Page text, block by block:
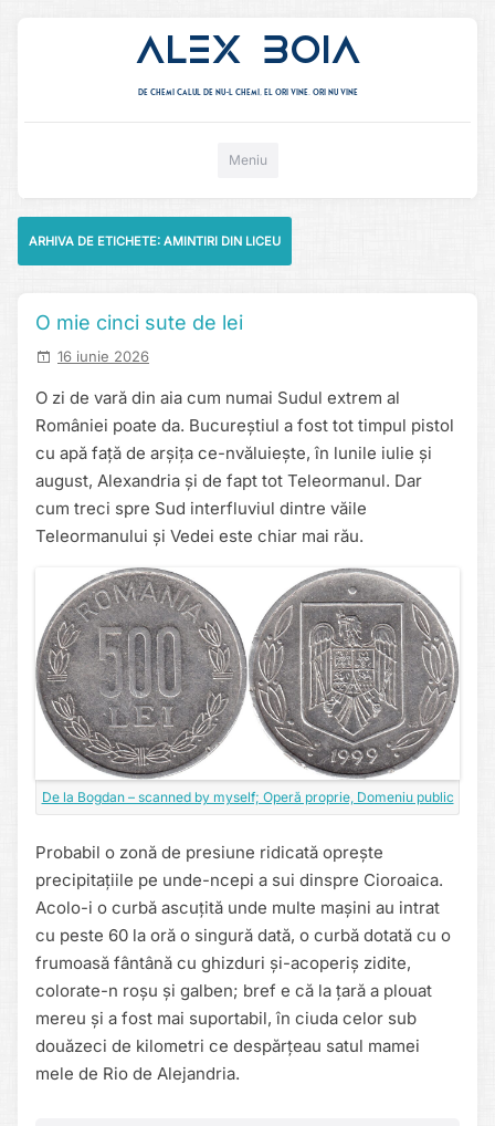
Alex Boia
De chemi calul de nu-l chemi, el ori vine. ori nu vine
Meniu
ARHIVA DE ETICHETE: AMINTIRI DIN LICEU
O mie cinci sute de lei
16 iunie 2026
O zi de vară din aia cum numai Sudul extrem al
României poate da. Bucureștiul a fost tot timpul pistol
cu apă față de arșița ce-nvăluiește, în lunile iulie și
august, Alexandria și de fapt tot Teleormanul. Dar
cum treci spre Sud interfluviul dintre văile
Teleormanului și Vedei este chiar mai rău.
De la Bogdan – scanned by myself; Operă proprie, Domeniu public
Probabil o zonă de presiune ridicată oprește
precipitațiile pe unde-ncepi a sui dinspre Cioroaica.
Acolo-i o curbă ascuțită unde multe mașini au intrat
cu peste 60 la oră o singură dată, o curbă dotată cu o
frumoasă fântână cu ghizduri și-acoperiș zidite,
colorate-n roșu și galben; bref e că la țară a plouat
mereu și a fost mai suportabil, în ciuda celor sub
douăzeci de kilometri ce despărțeau satul mamei
mele de Rio de Alejandria.